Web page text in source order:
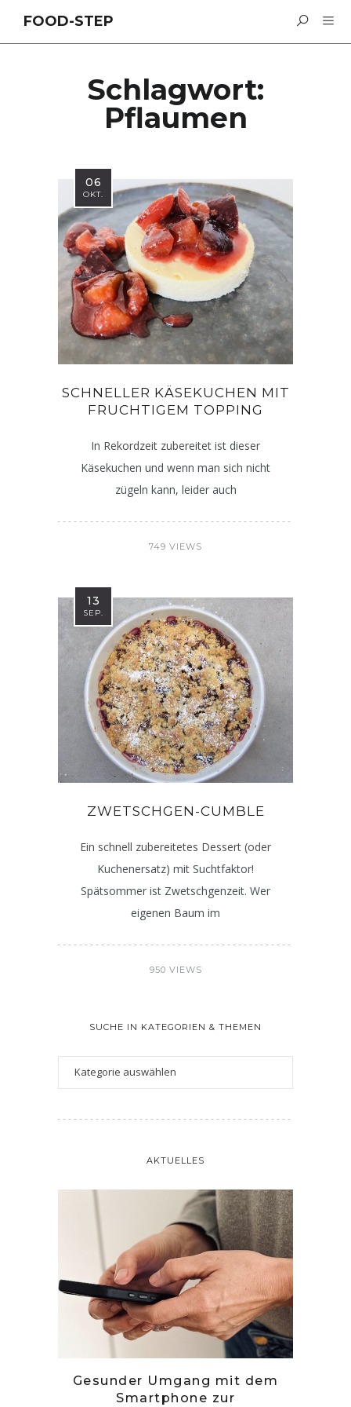
FOOD-STEP
Schlagwort:
Pflaumen
06
OKT.
SCHNELLER KÄSEKUCHEN MIT
FRUCHTIGEM TOPPING
In Rekordzeit zubereitet ist dieser
Käsekuchen und wenn man sich nicht
zügeln kann, leider auch
749 VIEWS
13
SEP.
ZWETSCHGEN-CUMBLE
Ein schnell zubereitetes Dessert (oder
Kuchenersatz) mit Suchtfaktor!
Spätsommer ist Zwetschgenzeit. Wer
eigenen Baum im
950 VIEWS
SUCHE IN KATEGORIEN & THEMEN
AKTUELLES
Gesunder Umgang mit dem
Smartphone zur